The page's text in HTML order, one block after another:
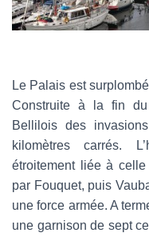
Le Palais est
Construite à la fin
Bellilois des
kilomètres carrés.
étroitement liée à
par Fouquet, puis
une force armée. A
une garnison de sept